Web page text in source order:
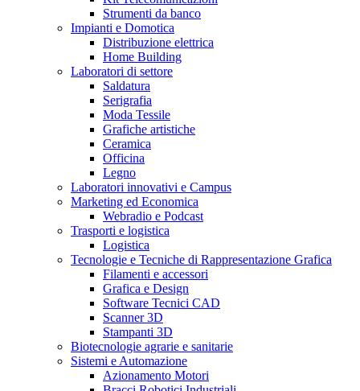
Strumenti da banco
Impianti e Domotica
Distribuzione elettrica
Home Building
Laboratori di settore
Saldatura
Serigrafia
Moda Tessile
Grafiche artistiche
Ceramica
Officina
Legno
Laboratori innovativi e Campus
Marketing ed Economica
Webradio e Podcast
Trasporti e logistica
Logistica
Tecnologie e Tecniche di Rappresentazione Grafica
Filamenti e accessori
Grafica e Design
Software Tecnici CAD
Scanner 3D
Stampanti 3D
Biotecnologie agrarie e sanitarie
Sistemi e Automazione
Azionamento Motori